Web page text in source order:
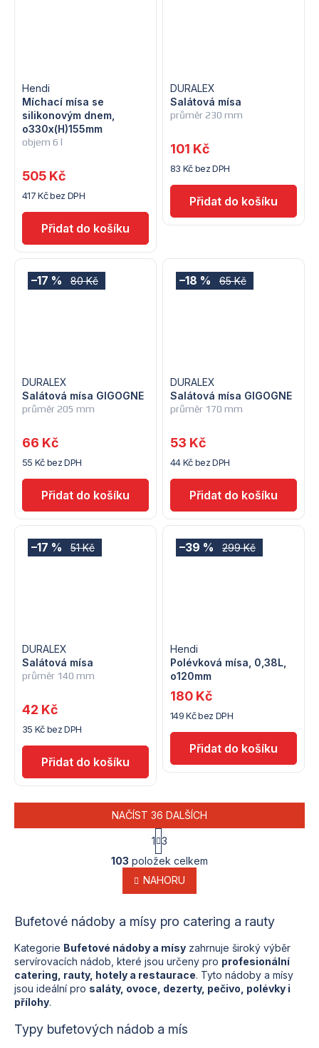
objem 6 l
Míchací mísa se
silikonovým dnem,
o330x(H)155mm
Hendi
417 Kč bez DPH
505 Kč
průměr 230 mm
Salátová mísa
DURALEX
83 Kč bez DPH
101 Kč
80 Kč
–17 %
průměr 205 mm
Salátová mísa GIGOGNE
DURALEX
55 Kč bez DPH
66 Kč
65 Kč
–18 %
průměr 170 mm
Salátová mísa GIGOGNE
DURALEX
44 Kč bez DPH
53 Kč
51 Kč
–17 %
průměr 140 mm
Salátová mísa
DURALEX
35 Kč bez DPH
42 Kč
299 Kč
–39 %
Polévková mísa, 0,38L,
o120mm
Hendi
149 Kč bez DPH
180 Kč
O
v
l
á
a
p
r
v
v
NAČÍST 36 DALŠÍCH
S
t
r
á
n
k
v
á
1 3
103 položek celkem
NAHORU
Bufetové nádoby a mísy pro catering a rauty
Kategorie Bufetové nádoby a mísy zahrnuje široký výběr
servírovacích nádob, které jsou určeny pro profesionální
catering, rauty, hotely a restaurace. Tyto nádoby a mísy
jsou ideální pro saláty, ovoce, dezerty, pečivo, polévky i
přílohy.
Typy bufetových nádob a mís